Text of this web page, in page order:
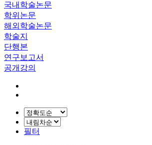
국내학술논문
학위논문
해외학술논문
학술지
단행본
연구보고서
공개강의
필터